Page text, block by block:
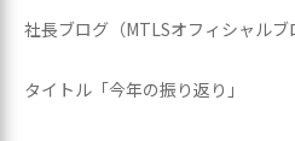
社長ブログ（MTLSオフィシャルブ
タイトル「今年の振り返り」